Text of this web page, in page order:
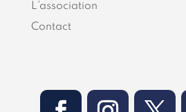
L’association
Contact